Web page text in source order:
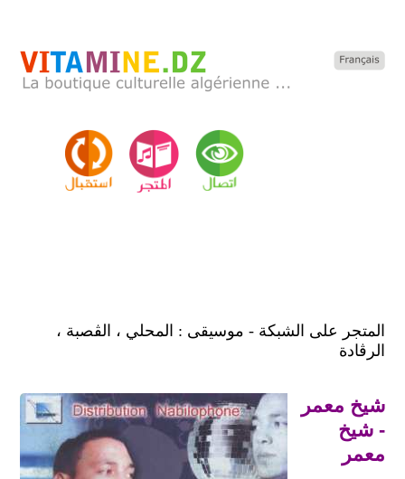
المتجر على الشبكة - موسيقى : المحلي ، الڨصبة ،
الرڨادة
شيخ معمر
- شيخ
معمر